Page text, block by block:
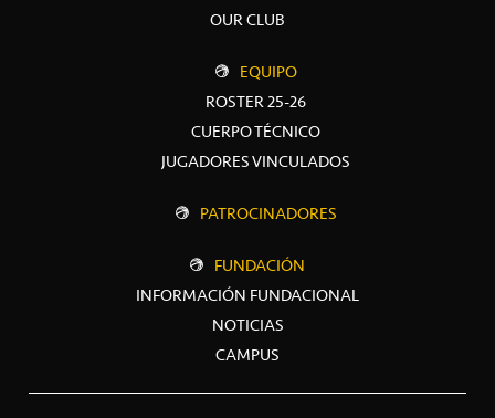
OUR CLUB
EQUIPO
ROSTER 25-26
CUERPO TÉCNICO
JUGADORES VINCULADOS
PATROCINADORES
FUNDACIÓN
INFORMACIÓN FUNDACIONAL
NOTICIAS
CAMPUS